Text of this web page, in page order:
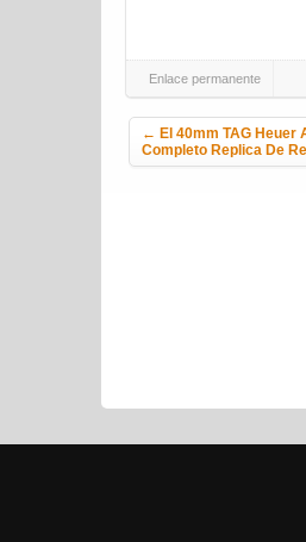
Enlace permanente
Navegación de
← El 40mm TAG Heuer
Completo Replica De